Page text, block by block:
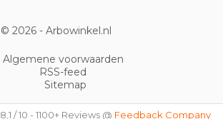
© 2026 - Arbowinkel.nl
Algemene voorwaarden
RSS-feed
Sitemap
8,1 /10 - 1100+ Reviews @ Feedback Company